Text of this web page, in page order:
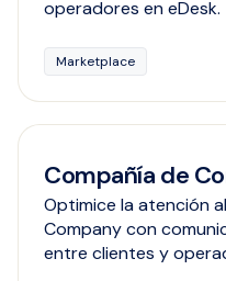
operadores en eDesk.
Marketplace
Compañía de
Optimice la atención
Company con
entre clientes y